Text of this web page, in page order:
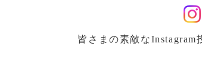
皆さまの素敵なInstagram